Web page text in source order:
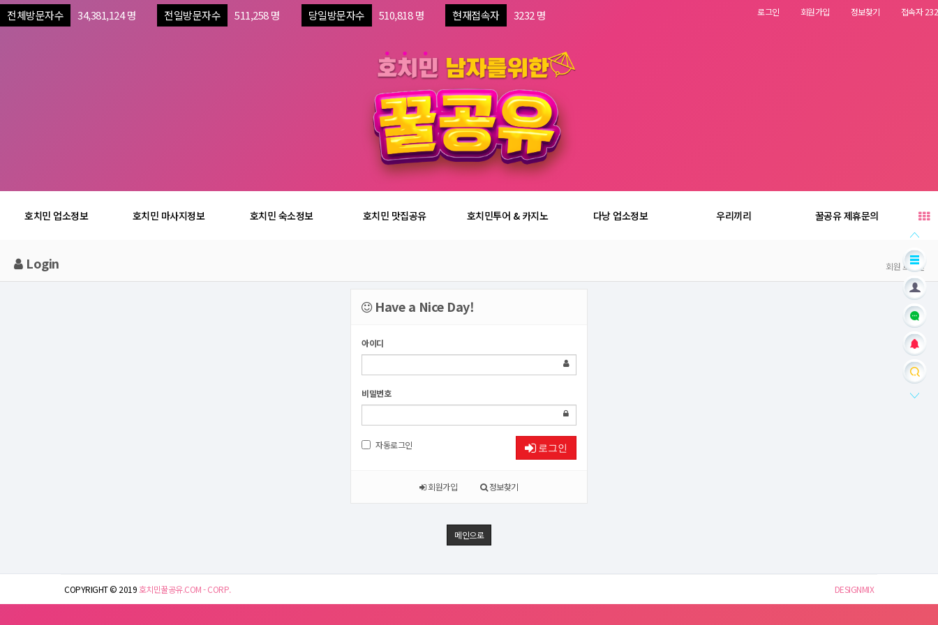
전체방문자수 34,381,124 명 전일방문자수 511,258 명 당일방문자수 510,818 명 현재접속자 3232 명 로그인 회원가입 정보찾기 접속자 232
호치민 업소정보 호치민 마사지정보 호치민 숙소정보 호치민 맛집공유 호치민투어 & 카지노 다낭 업소정보 우리끼리 꿀공유 제휴문의
Login 회원 로그인
Have a Nice Day!
아이디
비밀번호
자동로그인 로그인
회원가입 정보찾기
메인으로
COPYRIGHT © 2019호치민꿀공유.COM - CORP. DESIGNMIX